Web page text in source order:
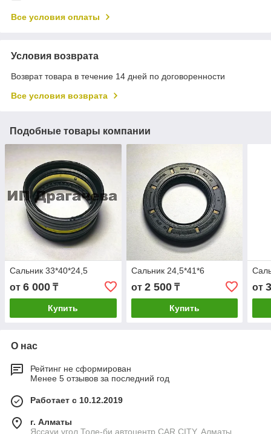
Все условия оплаты
Условия возврата
Возврат товара в течение 14 дней по договоренности
Все условия возврата
Подобные товары компании
Сальник 33*40*24,5
от 6 000 ₸
Купить
Сальник 24,5*41*6
от 2 500₸
Купить
от
О нас
Рейтинг не сформирован
Менее 5 отзывов за последний год
Работает с 10.12.2019
г. Алматы
Яссауи угол Толе-би автоцентр CAR CITY, Алматы,